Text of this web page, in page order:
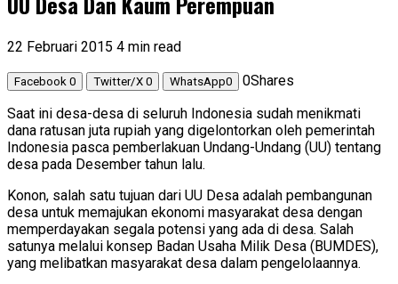
22 Februari 2015 4 min read
Facebook 0 Twitter/X 0 WhatsApp0 0Shares
Saat ini desa-desa di seluruh Indonesia sudah menikmati
dana ratusan juta rupiah yang digelontorkan oleh pemerintah
Indonesia pasca pemberlakuan Undang-Undang (UU) tentang
desa pada Desember tahun lalu.
Konon, salah satu tujuan dari UU Desa adalah pembangunan
desa untuk memajukan ekonomi masyarakat desa dengan
memperdayakan segala potensi yang ada di desa. Salah
satunya melalui konsep Badan Usaha Milik Desa (BUMDES),
yang melibatkan masyarakat desa dalam pengelolaannya.